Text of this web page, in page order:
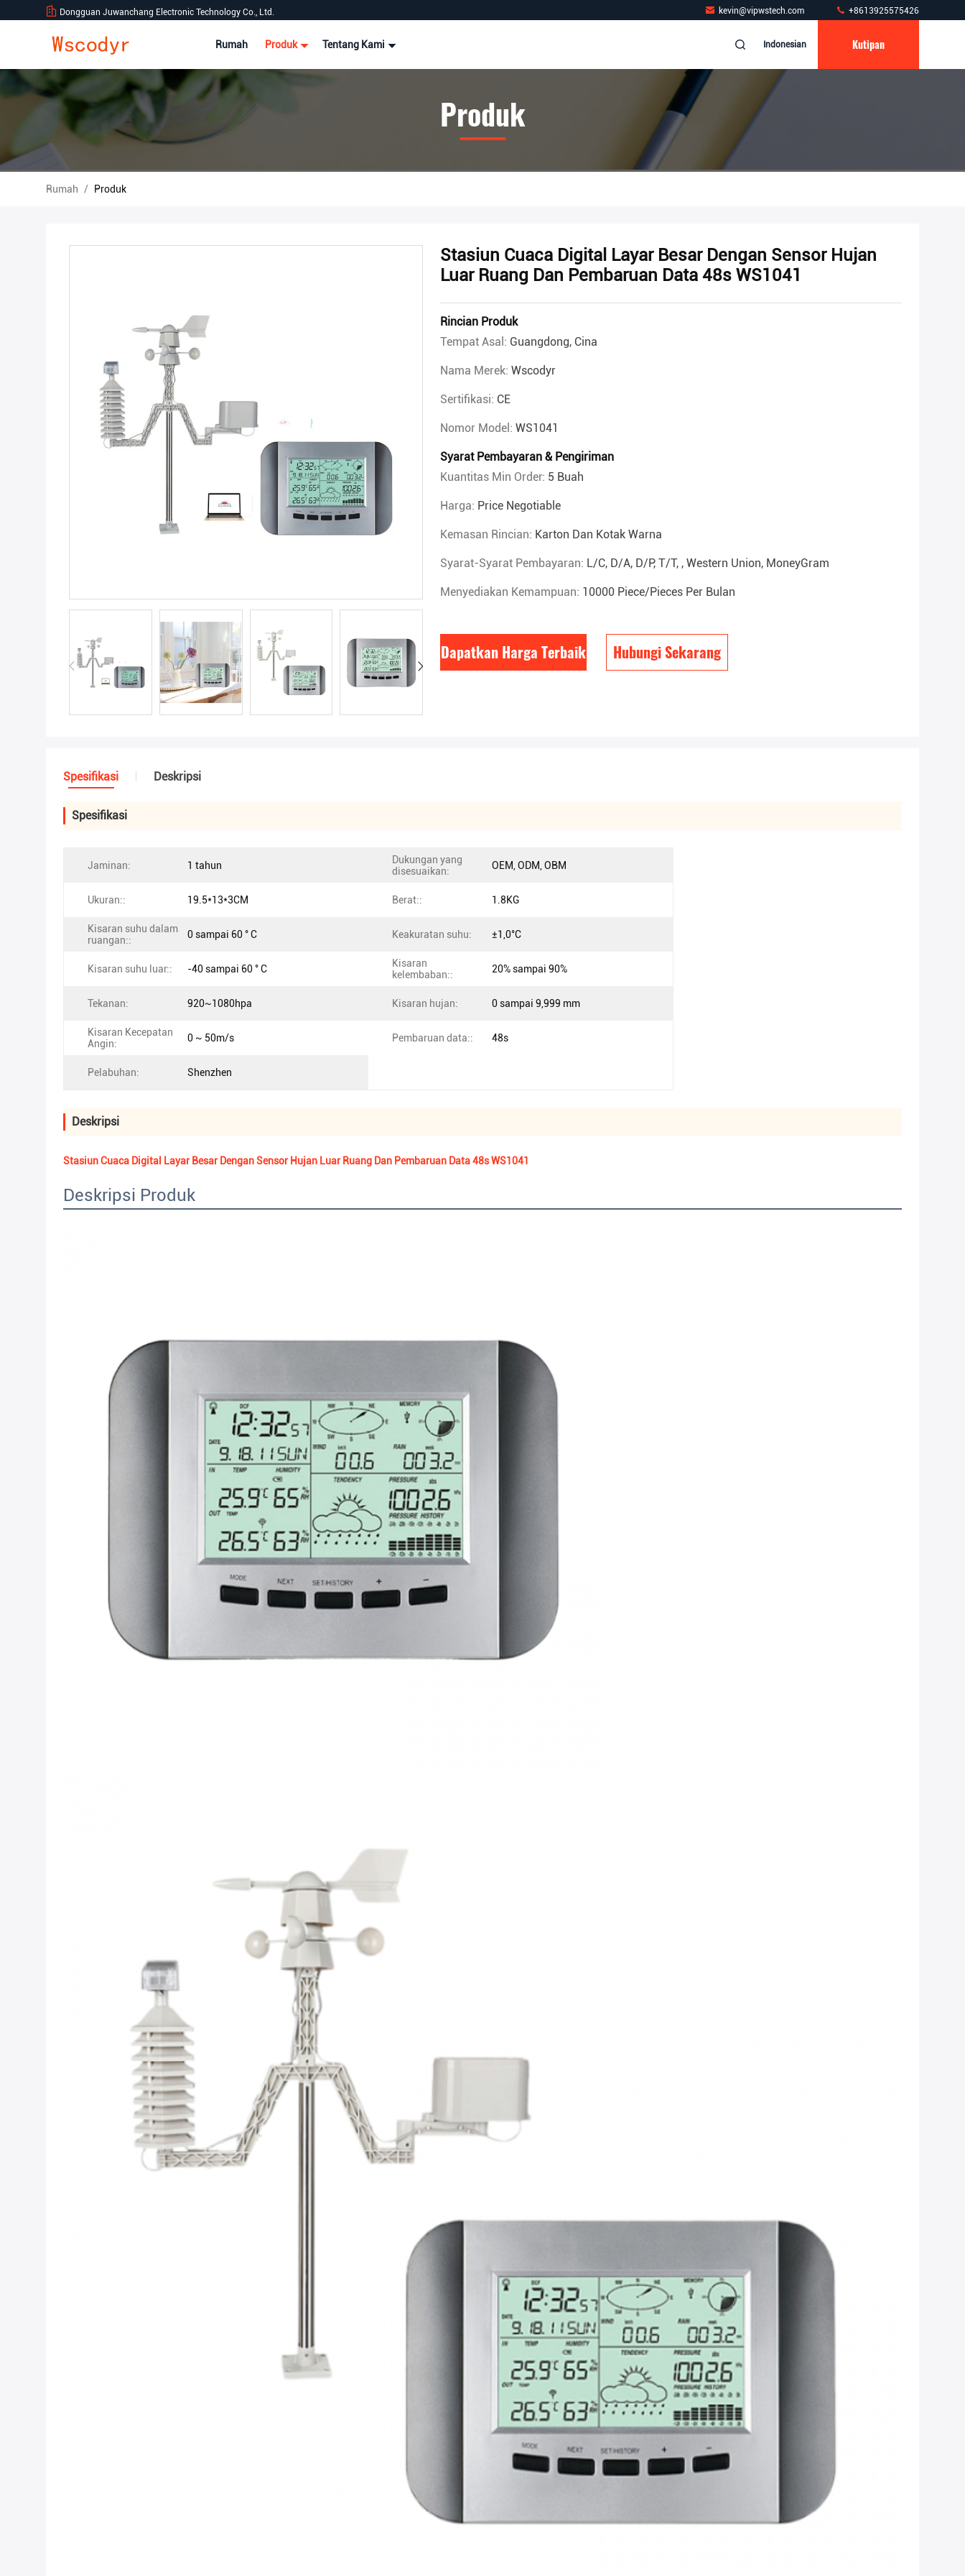
Dongguan Juwanchang Electronic Technology Co., Ltd. kevin@vipwstech.com +8613925575426
Rumah Produk Tentang Kami Indonesian Kutipan
Produk
Rumah / Produk
Stasiun Cuaca Digital Layar Besar Dengan Sensor Hujan
Luar Ruang Dan Pembaruan Data 48s WS1041
Rincian Produk
Tempat Asal: Guangdong, Cina
Nama Merek: Wscodyr
Sertifikasi: CE
Nomor Model: WS1041
Syarat Pembayaran & Pengiriman
Kuantitas Min Order: 5 Buah
Harga: Price Negotiable
Kemasan Rincian: Karton Dan Kotak Warna
Syarat-Syarat Pembayaran: L/C, D/A, D/P, T/T, , Western Union, MoneyGram
Menyediakan Kemampuan: 10000 Piece/Pieces Per Bulan
Dapatkan Harga Terbaik Hubungi Sekarang
Spesifikasi Deskripsi
Spesifikasi
Jaminan: 1 tahun
Dukungan yang
disesuaikan:
OEM, ODM, OBM
Ukuran:: 19.5*13*3CM Berat:: 1.8KG
Kisaran suhu dalam
ruangan::
0 sampai 60 ° C Keakuratan suhu: ±1,0°C
Kisaran suhu luar:: -40 sampai 60 ° C
Kisaran
kelembaban::
20% sampai 90%
Tekanan: 920~1080hpa Kisaran hujan: 0 sampai 9,999 mm
Kisaran Kecepatan
Angin:
0 ~ 50m/s Pembaruan data:: 48s
Pelabuhan: Shenzhen
Deskripsi
Stasiun Cuaca Digital Layar Besar Dengan Sensor Hujan Luar Ruang Dan Pembaruan Data 48s WS1041
Deskripsi Produk